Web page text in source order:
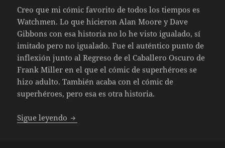
Creo que mi cómic favorito de todos los tiempos es
Watchmen. Lo que hicieron Alan Moore y Dave
Gibbons con esa historia no lo he visto igualado, sí
imitado pero no igualado. Fue el auténtico punto de
inflexión junto al Regreso de el Caballero Oscuro de
Frank Miller en el que el cómic de superhéroes se
hizo adulto. También acaba con el cómic de
superhéroes, pero esa es otra historia.
Sigue leyendo Watchmen Capítulo 1